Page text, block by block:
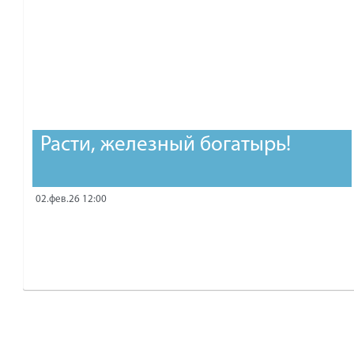
Расти, железный богатырь!
02.фев.26 12:00